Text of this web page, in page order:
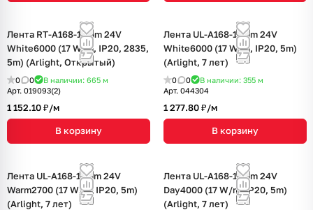
Лента RT-A168-10mm 24V
White6000 (17 W/m, IP20, 2835,
5m) (Arlight, Открытый)
0 0 В наличии: 665 м
Арт. 019093(2)
1 152.10 ₽/м
В корзину
Лента UL-A168-10mm 24V
White6000 (17 W/m, IP20, 5m)
(Arlight, 7 лет)
0 0 В наличии: 355 м
Арт. 044304
1 277.80 ₽/м
В корзину
Лента UL-A168-10mm 24V
Warm2700 (17 W/m, IP20, 5m)
(Arlight, 7 лет)
Лента UL-A168-10mm 24V
Day4000 (17 W/m, IP20, 5m)
(Arlight, 7 лет)